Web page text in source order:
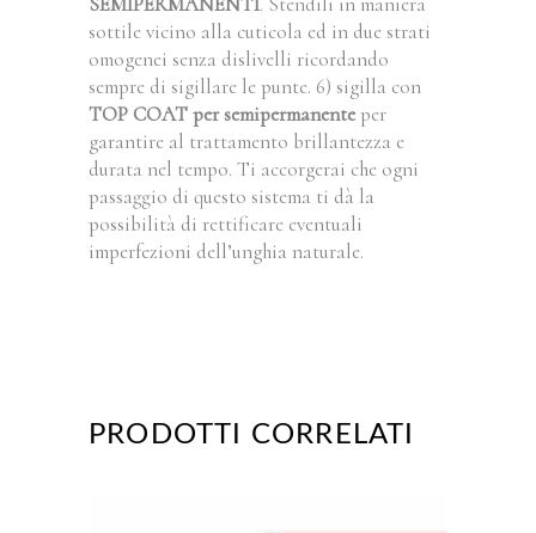
sottile vicino alla cuticola ed in due strati
omogenei senza dislivelli ricordando
sempre di sigillare le punte. 6) sigilla con
TOP COAT per semipermanente per
garantire al trattamento brillantezza e
durata nel tempo. Ti accorgerai che ogni
passaggio di questo sistema ti dà la
possibilità di rettificare eventuali
imperfezioni dell’unghia naturale.
PRODOTTI CORRELATI